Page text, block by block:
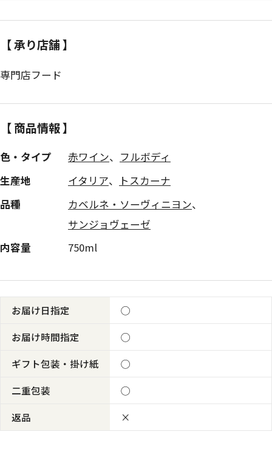
【 承り店舗 】
専門店フード
【 商品情報 】
色・タイプ 赤ワイン、 フルボディ
生産地
イタリア、
トスカーナ
品種
カベルネ・ソーヴィニヨン、
サンジョヴェーゼ
内容量
750ml
お届け日指定
◯
お届け時間指定
◯
ギフト包装・掛け紙
◯
二重包装
◯
返品
×